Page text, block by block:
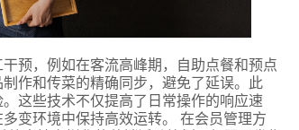
预，例如在客流高峰期，自助点餐和预点
作和传菜的精确同步，避免了延误。此
这些技术不仅提高了日常操作的响应速
变环境中保持高效运转。 在会员管理方